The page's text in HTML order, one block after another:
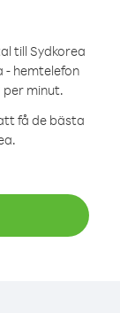
till Sydkorea
- hemtelefon
minut.
få de bästa